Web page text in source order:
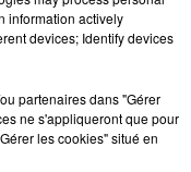
information actively
devices; Identify devices
partenaires dans "Gérer
ne s'appliqueront que pour
les cookies" situé en